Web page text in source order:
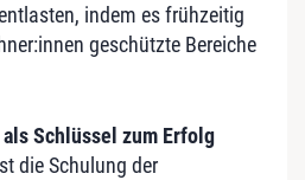
indem es frühzeitig
geschützte Bereiche
Schlüssel zum Erfolg
die Schulung der